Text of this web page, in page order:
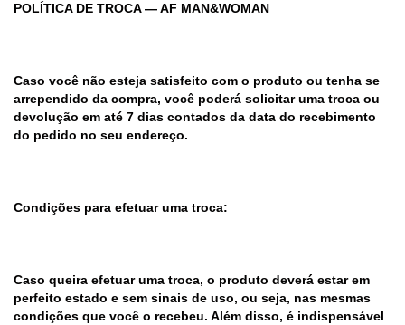
POLÍTICA DE TROCA — AF MAN&WOMAN
Caso você não esteja satisfeito com o produto ou tenha se
arrependido da compra, você poderá solicitar uma troca ou
devolução em até 7 dias contados da data do recebimento
do pedido no seu endereço.
Condições para efetuar uma troca:
Caso queira efetuar uma troca, o produto deverá estar em
perfeito estado e sem sinais de uso, ou seja, nas mesmas
condições que você o recebeu. Além disso, é indispensável